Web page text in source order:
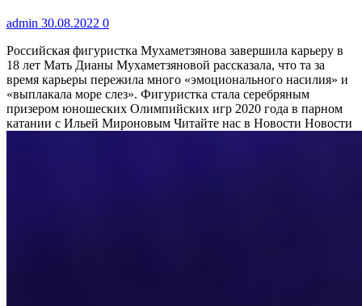
admin 30.08.2022 0
Российская фигуристка Мухаметзянова завершила карьеру в
18 лет Мать Дианы Мухаметзяновой рассказала, что та за
время карьеры пережила много «эмоционального насилия» и
«выплакала море слез». Фигуристка стала серебряным
призером юношеских Олимпийских игр 2020 года в парном
катании с Ильей Мироновым Читайте нас в Новости Новости